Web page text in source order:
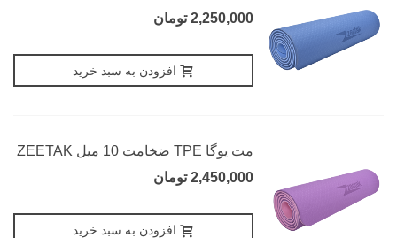
2,250,000 تومان
افزودن به سبد خرید
مت یوگا TPE ضخامت 10 میل ZEETAK
2,450,000 تومان
افزودن به سبد خرید